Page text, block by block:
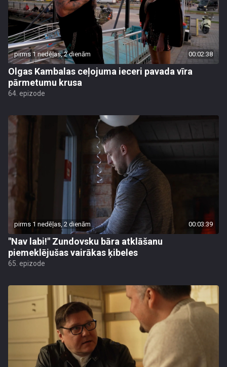
pirms 1 nedēļas, 2 dienām 00:02:38
Olgas Kambalas ceļojuma ieceri pavada vīra
pārmetumu krusa
64. epizode
pirms 1 nedēļas, 2 dienām 00:03:39
"Nav labi!" Zundovsku bāra atklāšanu
piemeklējušas vairākas ķibeles
65. epizode